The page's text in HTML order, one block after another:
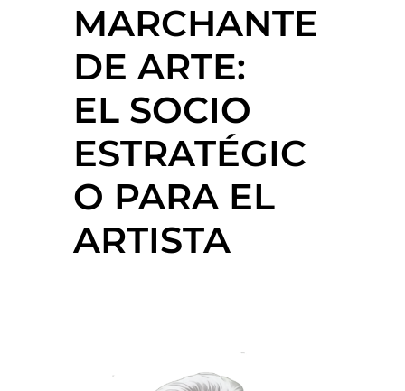
MARCHANTE
DE ARTE:
EL SOCIO
ESTRATÉGIC
O PARA EL
ARTISTA